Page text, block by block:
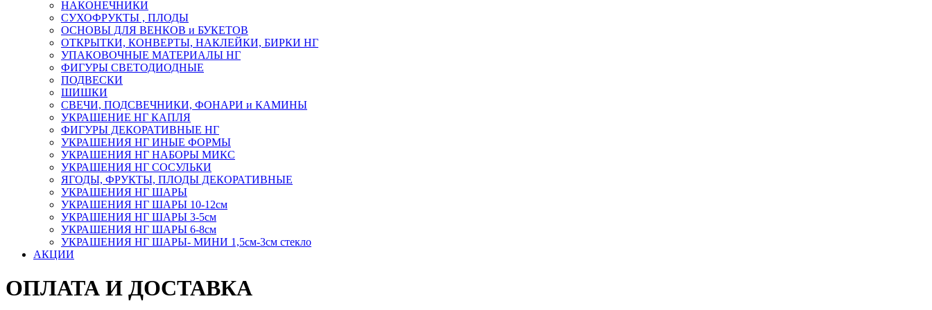
НАКОНЕЧНИКИ
СУХОФРУКТЫ , ПЛОДЫ
ОСНОВЫ ДЛЯ ВЕНКОВ и БУКЕТОВ
ОТКРЫТКИ, КОНВЕРТЫ, НАКЛЕЙКИ, БИРКИ НГ
УПАКОВОЧНЫЕ МАТЕРИАЛЫ НГ
ФИГУРЫ СВЕТОДИОДНЫЕ
ПОДВЕСКИ
ШИШКИ
СВЕЧИ, ПОДСВЕЧНИКИ, ФОНАРИ и КАМИНЫ
УКРАШЕНИЕ НГ КАПЛЯ
ФИГУРЫ ДЕКОРАТИВНЫЕ НГ
УКРАШЕНИЯ НГ ИНЫЕ ФОРМЫ
УКРАШЕНИЯ НГ НАБОРЫ МИКС
УКРАШЕНИЯ НГ СОСУЛЬКИ
ЯГОДЫ, ФРУКТЫ, ПЛОДЫ ДЕКОРАТИВНЫЕ
УКРАШЕНИЯ НГ ШАРЫ
УКРАШЕНИЯ НГ ШАРЫ 10-12см
УКРАШЕНИЯ НГ ШАРЫ 3-5см
УКРАШЕНИЯ НГ ШАРЫ 6-8см
УКРАШЕНИЯ НГ ШАРЫ- МИНИ 1,5см-3см стекло
АКЦИИ
ОПЛАТА И ДОСТАВКА